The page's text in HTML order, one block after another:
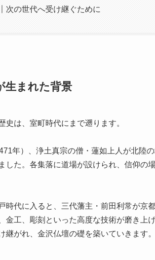
次の世代へ受け継ぐために
生まれた背景
史は、室町時代にまで遡ります。
年）、浄土真宗の僧・蓮如上人が北陸
した。各集落に道場が設けられ、信仰の
時代に入ると、三代藩主・前田利常が京
金工、彫刻といった高度な技術が磨き上
継がれ、金沢仏壇の礎を築いていきます。